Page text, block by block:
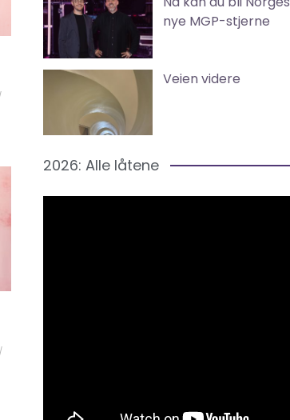
nye MGP-stjerne
Veien videre
2026: Alle låtene